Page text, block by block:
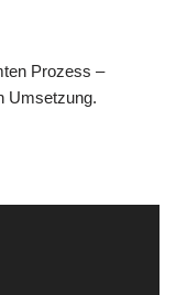
Prozess –
Umsetzung.